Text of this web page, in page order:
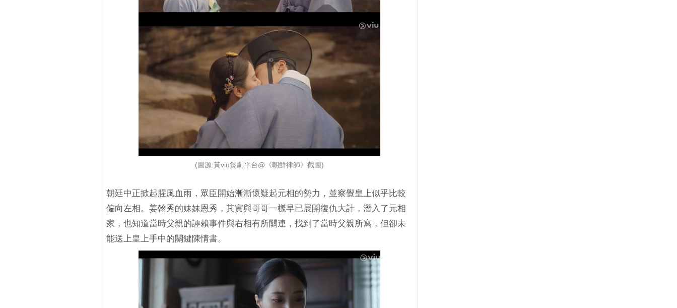
(圖源:黃viu煲劇平台@《朝鮮律師》截圖)
朝廷中正掀起腥風血雨，眾臣開始漸漸懷疑起元相的勢力，並察覺皇上似乎比較
偏向左相。姜翰秀的妹妹恩秀，其實與哥哥一樣早已展開復仇大計，潛入了元相
家，也知道當時父親的誣賴事件與右相有所關連，找到了當時父親所寫，但卻未
能送上皇上手中的關鍵陳情書。